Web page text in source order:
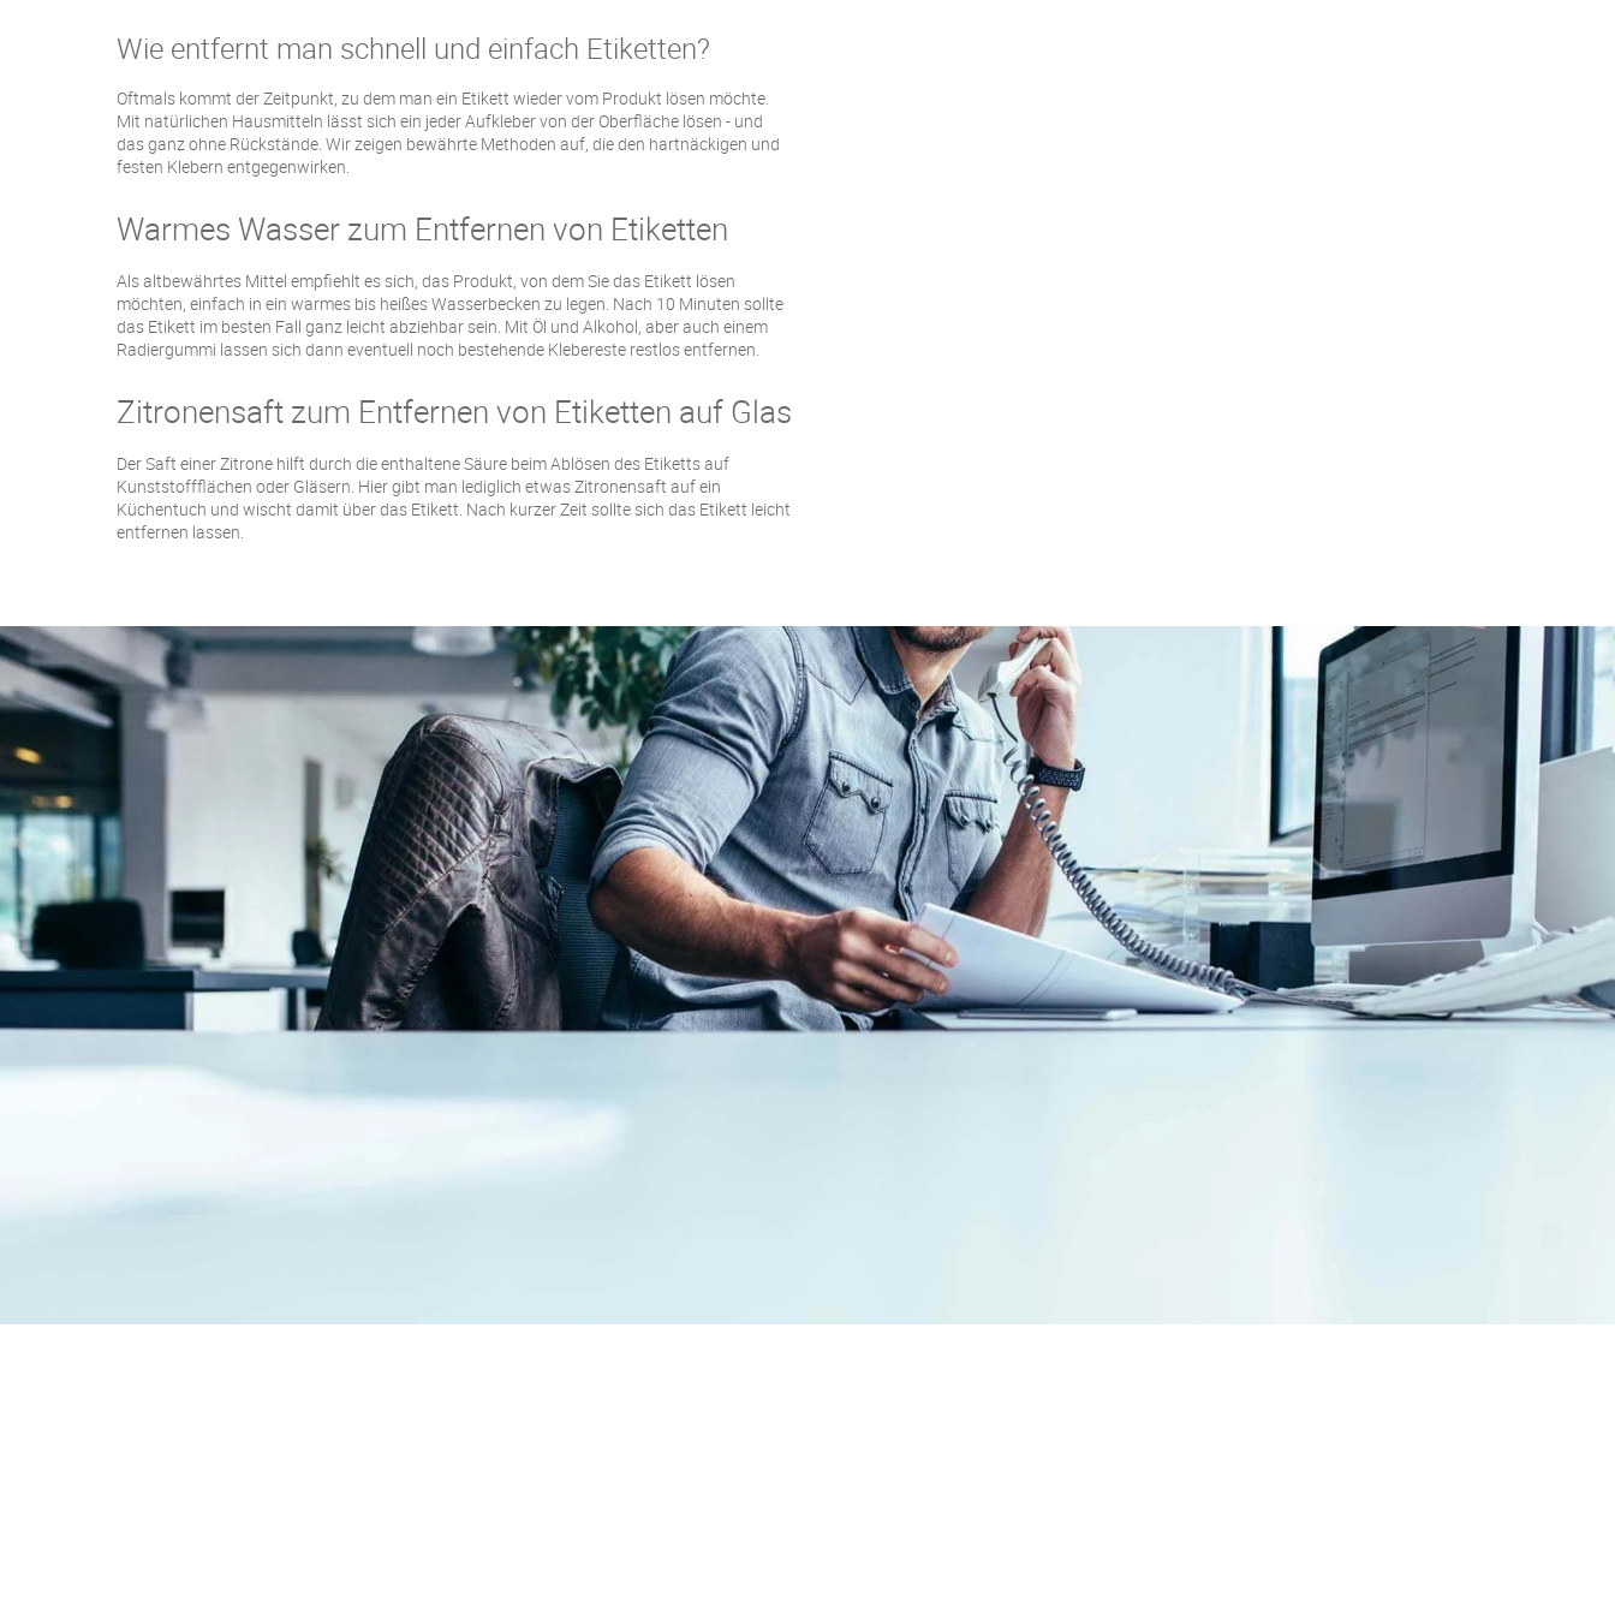
Wie entfernt man schnell und einfach Etiketten?
Oftmals kommt der Zeitpunkt, zu dem man ein Etikett wieder vom Produkt lösen möchte.
Mit natürlichen Hausmitteln lässt sich ein jeder Aufkleber von der Oberfläche lösen - und
das ganz ohne Rückstände. Wir zeigen bewährte Methoden auf, die den hartnäckigen und
festen Klebern entgegenwirken.
Warmes Wasser zum Entfernen von Etiketten
Als altbewährtes Mittel empfiehlt es sich, das Produkt, von dem Sie das Etikett lösen
möchten, einfach in ein warmes bis heißes Wasserbecken zu legen. Nach 10 Minuten sollte
das Etikett im besten Fall ganz leicht abziehbar sein. Mit Öl und Alkohol, aber auch einem
Radiergummi lassen sich dann eventuell noch bestehende Klebereste restlos entfernen.
Zitronensaft zum Entfernen von Etiketten auf Glas
Der Saft einer Zitrone hilft durch die enthaltene Säure beim Ablösen des Etiketts auf
Kunststoffflächen oder Gläsern. Hier gibt man lediglich etwas Zitronensaft auf ein
Küchentuch und wischt damit über das Etikett. Nach kurzer Zeit sollte sich das Etikett leicht
entfernen lassen.